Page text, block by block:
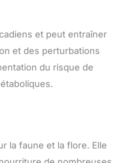
et peut entraîner
et des perturbations
du risque de
la faune et la flore. Elle